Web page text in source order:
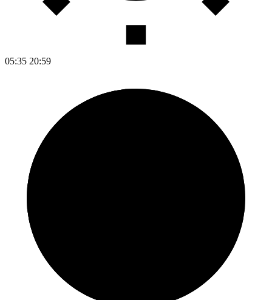
05:35 20:59